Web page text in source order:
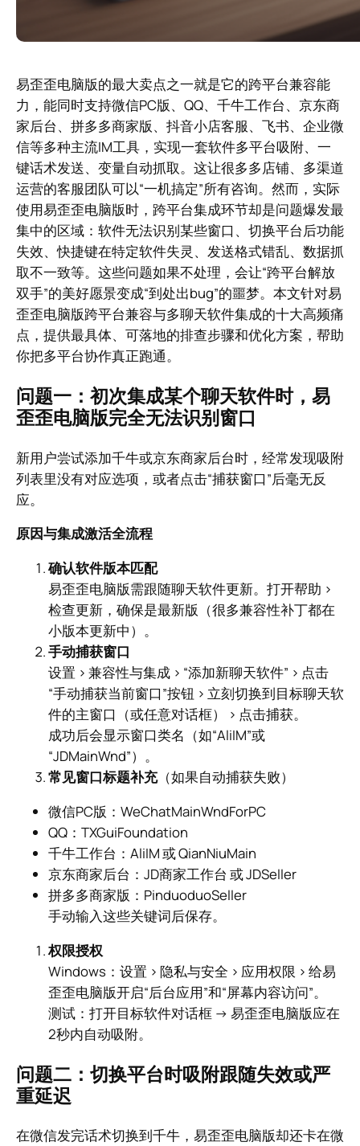
易歪歪电脑版的最大卖点之一就是它的跨平台兼容能
力，能同时支持微信PC版、QQ、千牛工作台、京东商
家后台、拼多多商家版、抖音小店客服、飞书、企业微
信等多种主流IM工具，实现一套软件多平台吸附、一
键话术发送、变量自动抓取。这让很多多店铺、多渠道
运营的客服团队可以“一机搞定”所有咨询。然而，实际
使用易歪歪电脑版时，跨平台集成环节却是问题爆发最
集中的区域：软件无法识别某些窗口、切换平台后功能
失效、快捷键在特定软件失灵、发送格式错乱、数据抓
取不一致等。这些问题如果不处理，会让“跨平台解放
双手”的美好愿景变成“到处出bug”的噩梦。本文针对易
歪歪电脑版跨平台兼容与多聊天软件集成的十大高频痛
点，提供最具体、可落地的排查步骤和优化方案，帮助
你把多平台协作真正跑通。
问题一：初次集成某个聊天软件时，易
歪歪电脑版完全无法识别窗口
新用户尝试添加千牛或京东商家后台时，经常发现吸附
列表里没有对应选项，或者点击“捕获窗口”后毫无反
应。
原因与集成激活全流程
确认软件版本匹配
易歪歪电脑版需跟随聊天软件更新。打开帮助 >
检查更新，确保是最新版（很多兼容性补丁都在
小版本更新中）。
手动捕获窗口
设置 > 兼容性与集成 > “添加新聊天软件” > 点击
“手动捕获当前窗口”按钮 > 立刻切换到目标聊天软
件的主窗口（或任意对话框） > 点击捕获。
成功后会显示窗口类名（如“AliIM”或
“JDMainWnd”）。
常见窗口标题补充（如果自动捕获失败）
微信PC版：WeChatMainWndForPC
QQ：TXGuiFoundation
千牛工作台：AliIM 或 QianNiuMain
京东商家后台：JD商家工作台 或 JDSeller
拼多多商家版：PinduoduoSeller
手动输入这些关键词后保存。
权限授权
Windows：设置 > 隐私与安全 > 应用权限 > 给易
歪歪电脑版开启“后台应用”和“屏幕内容访问”。
测试：打开目标软件对话框 → 易歪歪电脑版应在
2秒内自动吸附。
问题二：切换平台时吸附跟随失效或严
重延迟
在微信发完话术切换到千牛，易歪歪电脑版却还卡在微